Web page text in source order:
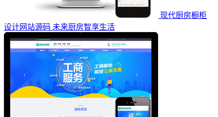
现代厨房橱柜
设计网站源码 未来厨房智享生活